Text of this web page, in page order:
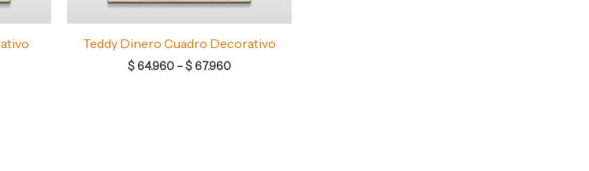
Teddy Dinero Cuadro Decorativo
$64.960 –$67.960